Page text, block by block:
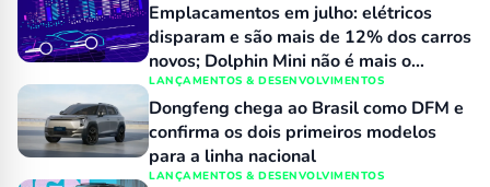
Emplacamentos em julho: elétricos
disparam e são mais de 12% dos carros
novos; Dolphin Mini não é mais o
número 1 no varejo
LANÇAMENTOS & DESENVOLVIMENTOS
Dongfeng chega ao Brasil como DFM e
confirma os dois primeiros modelos
para a linha nacional
LANÇAMENTOS & DESENVOLVIMENTOS